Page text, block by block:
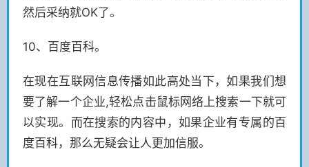
然后采纳就OK了。
10、百度百科。
在现在互联网信息传播如此高处当下，如果我们想
要了解一个企业,轻松点击鼠标网络上搜索一下就可
以实现。而在搜索的内容中，如果企业有专属的百
度百科，那么无疑会让人更加信服。